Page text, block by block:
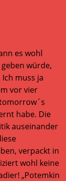
es wohl
würde,
muss ja
vor vier
habe. Die
auseinander
verpackt in
wohl keine
„Potemkin